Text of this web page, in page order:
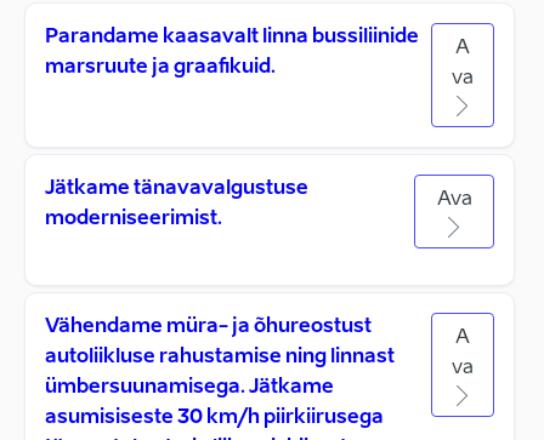
Parandame kaasavalt linna bussiliinide
marsruute ja graafikuid.
A
va
Jätkame tänavavalgustuse
moderniseerimist.
Ava
Vähendame müra- ja õhureostust
autoliikluse rahustamise ning linnast
ümbersuunamisega. Jätkame
asumisiseste 30 km/h piirkiirusega
A
va